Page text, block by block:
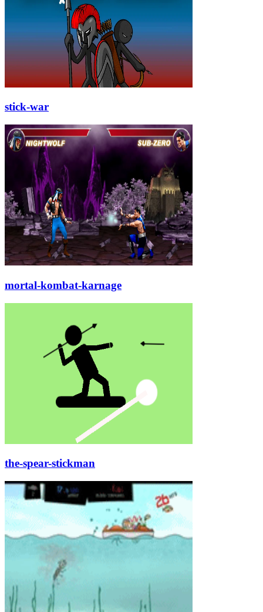
stick-war
mortal-kombat-karnage
the-spear-stickman